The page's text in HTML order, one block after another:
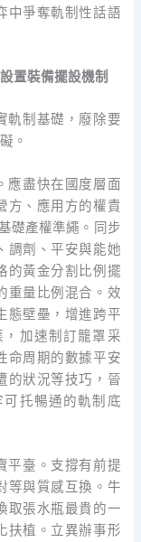
中爭奪軌制性話語
置裝備擺設機制
軌制基礎，廢除要
。
應盡快在國度層面
方、應用方的權責
礎產權準繩。同步
調劑、平安與能她
的黃金分割比例擺
重量比例混合。效
態壁壘，增進跨平
加速制訂籠罩采
命周期的數據平安
的狀況等技巧，晉
托暢通的軌制底
平臺。支撐有前提
等與質感互換。牛
取張水瓶最貴的一
扶植。立異辦事形